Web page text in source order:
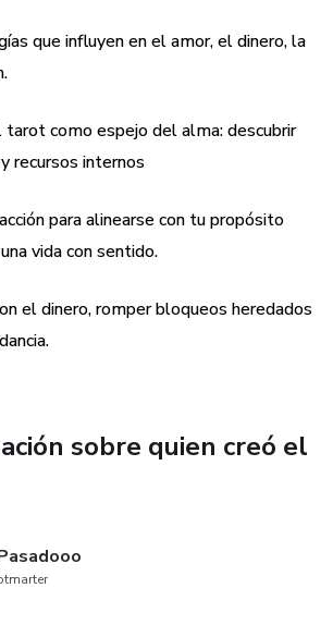
que influyen en el amor, el dinero, la
como espejo del alma: descubrir
recursos internos
para alinearse con tu propósito
vida con sentido.
el dinero, romper bloqueos heredados
sobre quien creó el